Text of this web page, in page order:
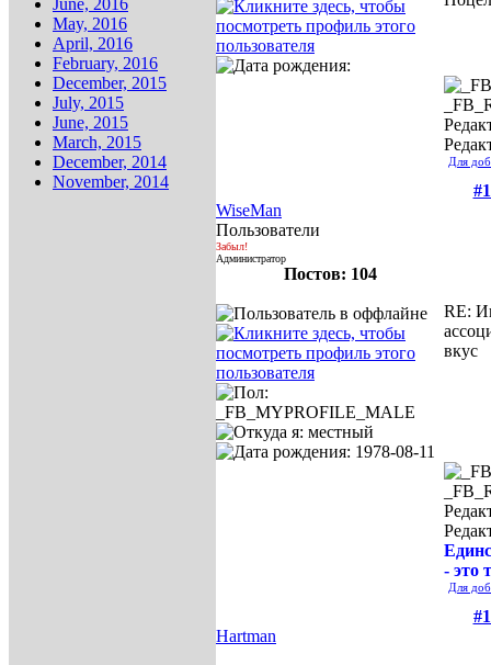
June, 2016
May, 2016
April, 2016
February, 2016
December, 2015
July, 2015
June, 2015
March, 2015
December, 2014
November, 2014
Для
WiseMan
Пользователи
Забыл!
Администратор
Постов: 104
RE:
вкус
- это
Для
Hartman